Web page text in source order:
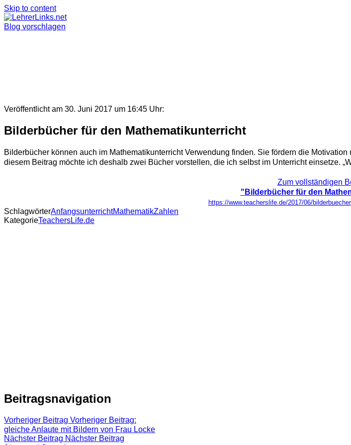
Skip to content
Blog vorschlagen
Veröffentlicht am 30. Juni 2017 um 16:45 Uhr:
Bilderbücher für den Mathematikunterricht
Bilderbücher können auch im Mathematikunterricht Verwendung finden. Sie fördern die
diesem Beitrag möchte ich deshalb zwei Bücher vorstellen, die ich selbst im Unterricht einsetze.
Zum vollständigen
"Bilderbücher für den
https://www.teacherslife.de/2017/06/
SchlagwörterAnfangsunterrichtMathematikZahlen
KategorieTeachersLife.de
Beitragsnavigation
Vorheriger Beitrag Vorheriger Beitrag:
gleiche Anlaute mit Bildern von Frau Locke
Nächster Beitrag Nächster Beitrag